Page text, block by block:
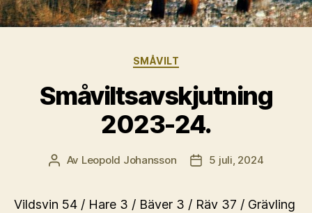
Kategorier
SMÅVILT
Småviltsavskjutning
2023-24.
Inläggsförfattare
Av Leopold Johansson Inläggsdatum
5 juli, 2024
Vildsvin 54 / Hare 3 / Bäver 3 / Räv 37 / Grävling